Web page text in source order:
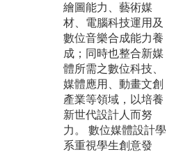
繪圖能力、藝術媒
材、電腦科技運用及
數位音樂合成能力養
成；同時也整合新媒
體所需之數位科技、
媒體應用、動畫文創
產業等領域，以培養
新世代設計人而努
力。 數位媒體設計學
系重視學生創意發